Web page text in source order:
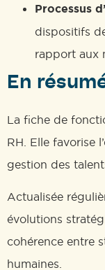
Processus
dispositifs
rapport aux
En
La fiche de
RH. Elle favorise
gestion des
Actualisée
évolutions
cohérence entre
humaines.